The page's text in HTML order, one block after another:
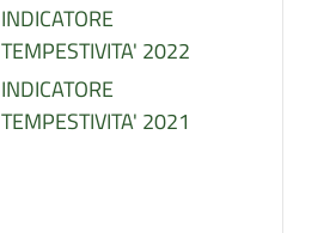
INDICATORE
TEMPESTIVITA' 2022
INDICATORE
TEMPESTIVITA' 2021